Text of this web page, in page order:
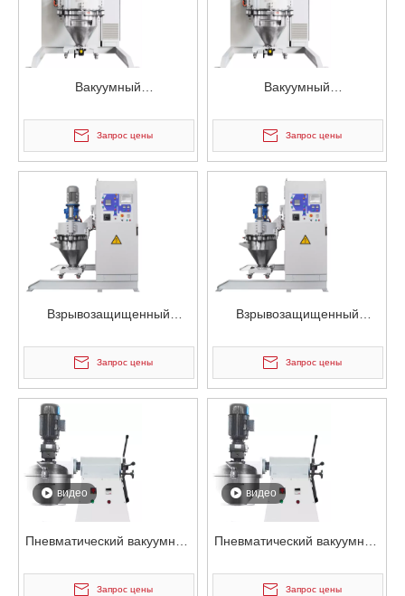
Вакуумный
смеситель для порошка
непрерывного действия
Запрос цены
Вакуумный
смеситель для порошка
непрерывного действия
Запрос цены
Взрывозащищенный
электростатический
смеситель для контейнеров
для порошков
Запрос цены
Взрывозащищенный
электростатический
смеситель для контейнеров
для порошков
Запрос цены
видео
Пневматический вакуумный
смеситель для порошковых
Запрос цены
видео
Пневматический вакуумный
смеситель для порошковых
Запрос цены